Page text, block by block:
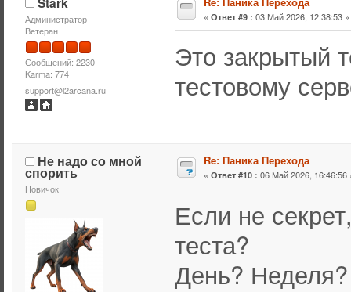
Администратор
Ветеран
Сообщений: 2230
Karma: 774
support@l2arcana.ru
« Ответ #9 : 03 Май 2026, 12:38:53 »
Это закрытый
тестовому
Не надо со мной
спорить
Новичок
Re: Паника Перехода
« Ответ #10 : 06 Май 2026, 16:46:56
Если не
теста?
День?